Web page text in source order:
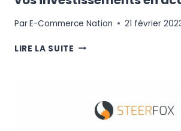
ParE-Commerce Nation 21 février
LIRE LA SUITE BILAN
D’ACHAT